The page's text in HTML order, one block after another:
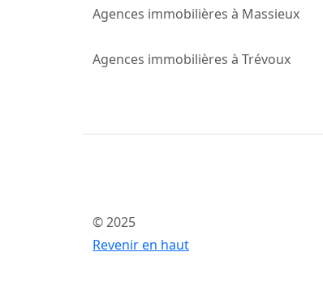
Agences immobilières à Massieux
Agences immobilières à Trévoux
© 2025
Revenir en haut